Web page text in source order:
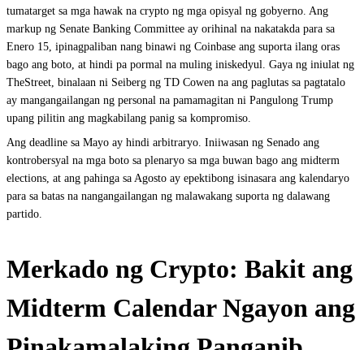
tumatarget sa mga hawak na crypto ng mga opisyal ng gobyerno. Ang
markup ng Senate Banking Committee ay orihinal na nakatakda para sa
Enero 15, ipinagpaliban nang binawi ng Coinbase ang suporta ilang oras
bago ang boto, at hindi pa pormal na muling iniskedyul. Gaya ng iniulat ng
TheStreet, binalaan ni Seiberg ng TD Cowen na ang paglutas sa pagtatalo
ay mangangailangan ng personal na pamamagitan ni Pangulong Trump
upang pilitin ang magkabilang panig sa kompromiso.
Ang deadline sa Mayo ay hindi arbitraryo. Iniiwasan ng Senado ang
kontrobersyal na mga boto sa plenaryo sa mga buwan bago ang midterm
elections, at ang pahinga sa Agosto ay epektibong isinasara ang kalendaryo
para sa batas na nangangailangan ng malawakang suporta ng dalawang
partido.
Merkado ng Crypto: Bakit ang
Midterm Calendar Ngayon ang